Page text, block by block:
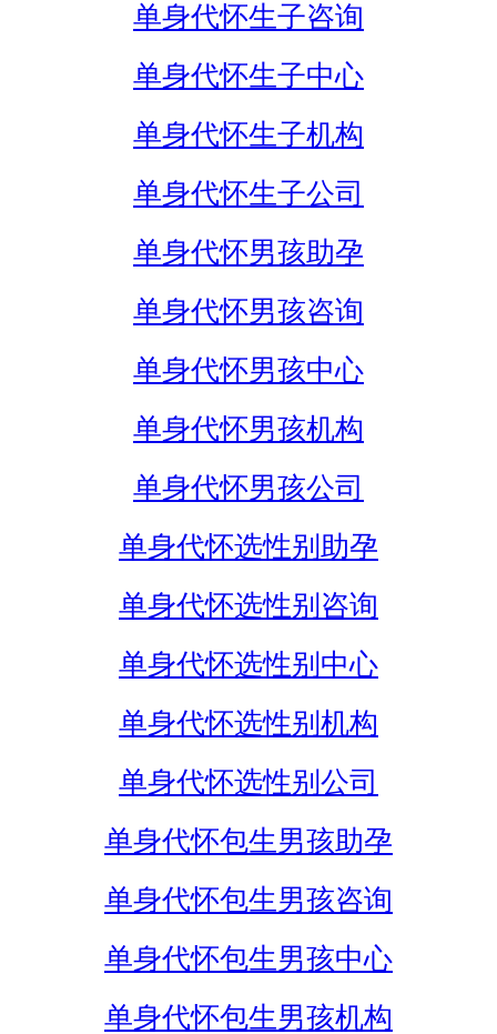
单身代怀生子咨询
单身代怀生子中心
单身代怀生子机构
单身代怀生子公司
单身代怀男孩助孕
单身代怀男孩咨询
单身代怀男孩中心
单身代怀男孩机构
单身代怀男孩公司
单身代怀选性别助孕
单身代怀选性别咨询
单身代怀选性别中心
单身代怀选性别机构
单身代怀选性别公司
单身代怀包生男孩助孕
单身代怀包生男孩咨询
单身代怀包生男孩中心
单身代怀包生男孩机构